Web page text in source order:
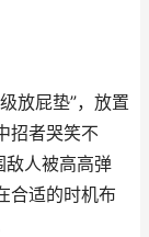
放屁垫”，放置
招者哭笑不
敌人被高高弹
合适的时机布